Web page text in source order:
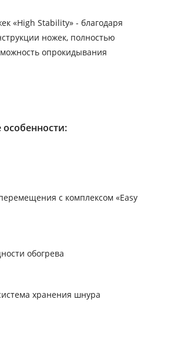
«High Stability» - благодаря
ножек, полностью
опрокидывания
с комплексом «Easy
обогрева
хранения шнура